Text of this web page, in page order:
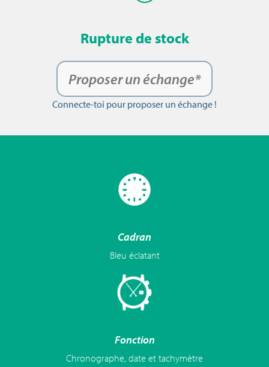
Rupture de stock
Proposer un échange*
Connecte-toi pour proposer un échange !
Cadran
Bleu éclatant
Fonction
Chronographe, date et tachymètre